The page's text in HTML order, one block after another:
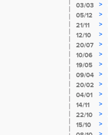
03/03
>
05/12 >
21/11 >
12/10
>
20/07
>
10/06 >
19/05
>
09/04
>
20/02
>
04/01
>
14/11
>
22/10
>
15/10 >